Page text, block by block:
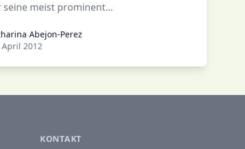
seine meist prominent...
Abejon-Perez
Abejon-Perez
April 2012
KONTAKT